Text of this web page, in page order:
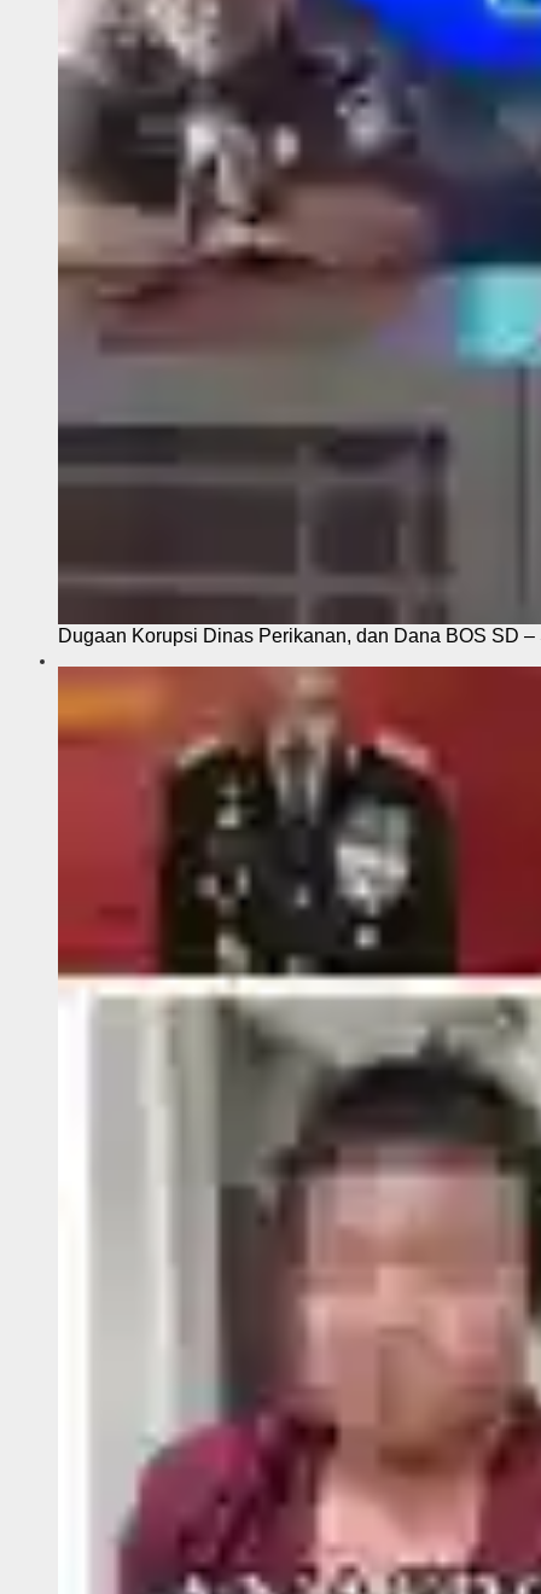
Dugaan Korupsi Dinas Perikanan, dan Dana BOS SD